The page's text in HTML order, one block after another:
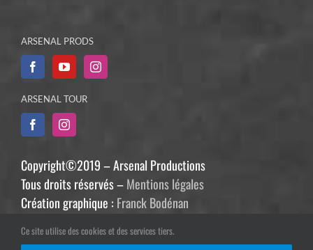
ARSENAL PRODS
ARSENAL TOUR
Copyright©2019 – Arsenal Productions
Tous droits réservés –Mentions légales
Création graphique : Franck Bodénan
Ce site utilise des cookies et des services tiers.